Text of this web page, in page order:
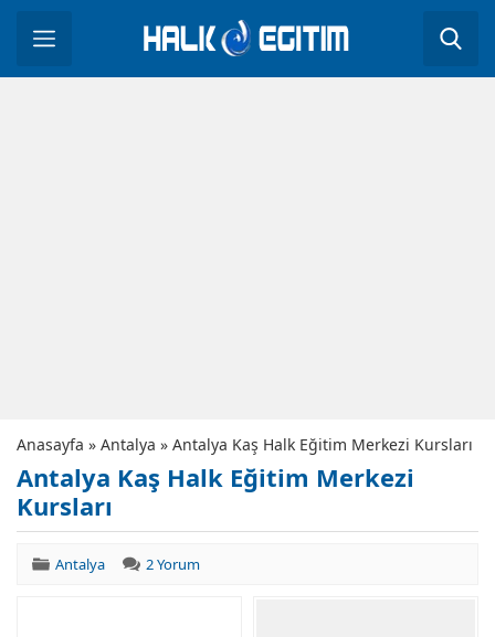
Anasayfa » Antalya » Antalya Kaş Halk Eğitim Merkezi Kursları
Antalya Kaş Halk Eğitim Merkezi
Kursları
Antalya 2 Yorum